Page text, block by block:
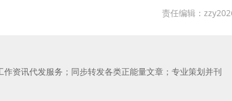
责任编辑：
资讯代发服务；同步转发各类正能量文章；专业策划并刊